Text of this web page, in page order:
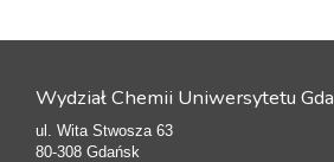
Wydział Chemii Uniwersytetu
ul. Wita Stwosza 63
80-308 Gdańsk